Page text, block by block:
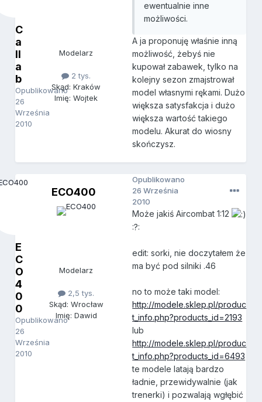
C
a
ll
a
b
Opublikowano
26
Września
2010
Modelarz
2 tys.
Skąd: Kraków
Imię: Wojtek
ewentualnie inne
możliwości.
A ja proponuję właśnie inną
możliwość, żebyś nie
kupował zabawek, tylko na
kolejny sezon zmajstrował
model własnymi rękami. Dużo
większa satysfakcja i dużo
większa wartość takiego
modelu. Akurat do wiosny
skończysz.
E
C
O
4
0
0
Opublikowano
26
Września
2010
ECO400
Modelarz
2,5 tys.
Skąd: Wrocław
Imię: Dawid
Opublikowano
26 Września
2010
Może jakiś Aircombat 1:12
:?:
edit: sorki, nie doczytałem że
ma być pod silniki .46
no to może taki model:
http://modele.sklep.pl/produc
t_info.php?products_id=2193
lub
http://modele.sklep.pl/produc
t_info.php?products_id=6493
te modele latają bardzo
ładnie, przewidywalnie (jak
trenerki) i pozwalają wgłębić